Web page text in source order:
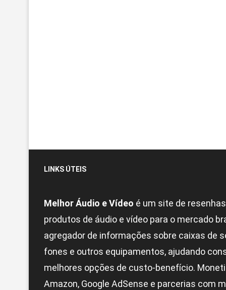
LINKS ÚTEIS
Melhor Áudio e Vídeo é um site de
produtos de áudio e vídeo para o mercado
agregador de informações sobre caixas de
fones e outros equipamentos, ajudando
melhores opções de custo-benefício.
Amazon, Google AdSense e parcerias com